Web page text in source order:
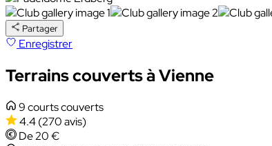
Partager
Enregistrer
Terrains couverts à Vienne
9 courts couverts
4.4(270 avis)
De 20 €